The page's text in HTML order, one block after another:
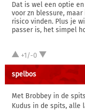
Dat is wel een optie
voor zn blessure,
risico vinden. Plus je
passer is, het simpel
+1/-0
spelbos
Met Brobbey in de
Kudus in de spits, alle